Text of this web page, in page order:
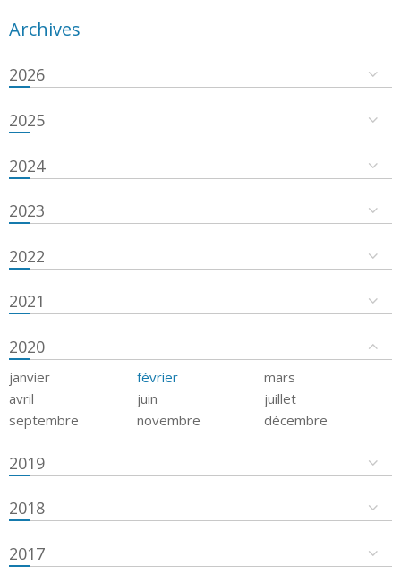
Archives
2026
2025
2024
2023
2022
2021
2020
janvier février
mars
avril
juin
juillet
septembre
novembre décembre
2019
2018
2017